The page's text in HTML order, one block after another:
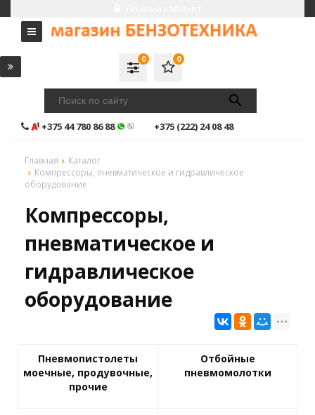
0
0
+375 44 780 86 88 +375 (222) 24 08 48
Главная
Каталог
Компрессоры, пневматическое и гидравлическое
оборудование
Компрессоры,
пневматическое и
гидравлическое
оборудование
Пневмопистолеты
моечные, продувочные,
прочие
Отбойные
пневмомолотки